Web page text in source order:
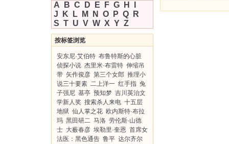
A B C D E F G H
J
K L M N O P Q
R
S T U V W X Y Z
按标签浏览
安东尼·艾伯特 布鲁特斯的心脏
侦探小说 杰里米·布雷特 伸缩吊
带 矢作俊彦 第三个女郎 推理小
说三十要素 二上洋一 红手指 兔
子强尼 基亭 预知梦 吉川英治文
学新人奖 搜索杀人来电 十五层
地狱 仙人掌之花 欧内斯特·布拉
玛 黑田研二 马洛 劳伦斯·山德
士 大薮春彦 埃勒里·奎恩 首席女
法医：黑色通告 鲁平 达尔齐尔